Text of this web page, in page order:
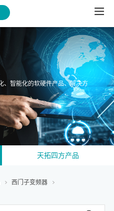
、智能化的软硬件产品、解决方
天拓四方产品
西门子变频器